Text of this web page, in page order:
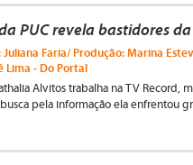
PUC revela bastidores
Faria/ Produção: Marina
Lima - Do Portal
Alvitos trabalha na TV Record,
pela informação ela enfrentou